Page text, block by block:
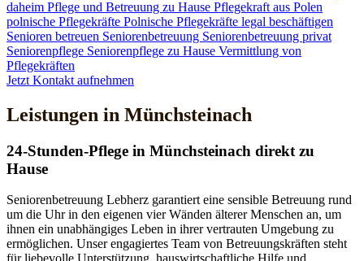
daheim Pflege und Betreuung zu Hause Pflegekraft aus Polen
polnische Pflegekräfte Polnische Pflegekräfte legal beschäftigen
Senioren betreuen Seniorenbetreuung Seniorenbetreuung privat
Seniorenpflege Seniorenpflege zu Hause Vermittlung von
Pflegekräften
Jetzt Kontakt aufnehmen
Leistungen in Münchsteinach
24-Stunden-Pflege in Münchsteinach direkt zu
Hause
Seniorenbetreuung Lebherz garantiert eine sensible Betreuung rund
um die Uhr in den eigenen vier Wänden älterer Menschen an, um
ihnen ein unabhängiges Leben in ihrer vertrauten Umgebung zu
ermöglichen. Unser engagiertes Team von Betreuungskräften steht